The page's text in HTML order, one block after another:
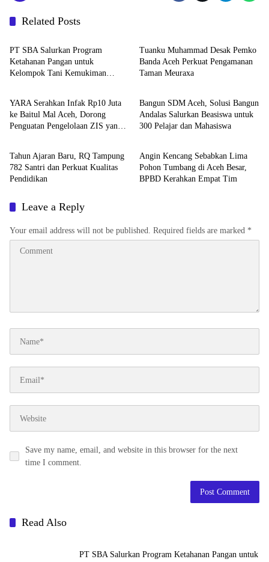
Related Posts
Berita
PT SBA Salurkan Program
Ketahanan Pangan untuk
Kelompok Tani Kemukiman
Tuanku Muhammad Desak Pemko
Banda Aceh Perkuat Pengamanan
Taman Meuraxa
Berita
YARA Serahkan Infak Rp10 Juta
ke Baitul Mal Aceh, Dorong
Penguatan Pengelolaan ZIS yang
Berita
Bangun SDM Aceh, Solusi Bangun
Andalas Salurkan Beasiswa untuk
300 Pelajar dan Mahasiswa
Berita
Tahun Ajaran Baru, RQ Tampung
782 Santri dan Perkuat Kualitas
Pendidikan
Daerah
Angin Kencang Sebabkan Lima
Pohon Tumbang di Aceh Besar,
BPBD Kerahkan Empat Tim
Leave a Reply
Your email address will not be published. Required fields are marked *
Save my name, email, and website in this browser for the next
time I comment.
Read Also
PT SBA Salurkan Program Ketahanan Pangan untuk